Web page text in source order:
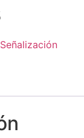
Señalización